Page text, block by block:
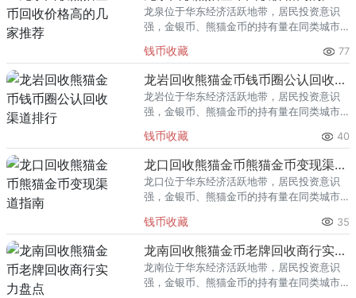
龙泉位于华东经济活跃地带，居民投资意识
强，金银币、熊猫金币的持有量在同类城市
熊猫金币的需求就明显升温，但鱼龙混杂的
回收渠道里，能精准识别版别溢
钱币收藏 77
龙岩回收熊猫金币钱币圈公认回收渠道排行
龙岩位于华东经济活跃地带，居民投资意识
强，金银币、熊猫金币的持有量在同类城市
熊猫金币的需求就明显升温，但鱼龙混杂的
回收渠道里，能精准识别版别溢
钱币收藏 40
龙口回收熊猫金币熊猫金币变现渠道指南
龙口位于华东经济活跃地带，居民投资意识
强，金银币、熊猫金币的持有量在同类城市
熊猫金币的需求就明显升温，但鱼龙混杂的
回收渠道里，能精准识别版别溢
钱币收藏 35
龙南回收熊猫金币老牌回收商行实力盘点
龙南位于华东经济活跃地带，居民投资意识
强，金银币、熊猫金币的持有量在同类城市